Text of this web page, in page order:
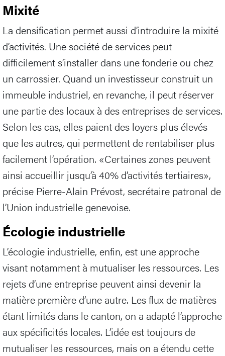
Mixité
La densification permet aussi d’introduire la mixité
d’activités. Une société de services peut
difficilement s’installer dans une fonderie ou chez
un carrossier. Quand un investisseur construit un
immeuble industriel, en revanche, il peut réserver
une partie des locaux à des entreprises de services.
Selon les cas, elles paient des loyers plus élevés
que les autres, qui permettent de rentabiliser plus
facilement l’opération. «Certaines zones peuvent
ainsi accueillir jusqu’à 40% d’activités tertiaires»,
précise Pierre-Alain Prévost, secrétaire patronal de
l’Union industrielle genevoise.
Écologie industrielle
L’écologie industrielle, enfin, est une approche
visant notamment à mutualiser les ressources. Les
rejets d’une entreprise peuvent ainsi devenir la
matière première d’une autre. Les flux de matières
étant limités dans le canton, on a adapté l’approche
aux spécificités locales. L’idée est toujours de
mutualiser les ressources, mais on a étendu cette